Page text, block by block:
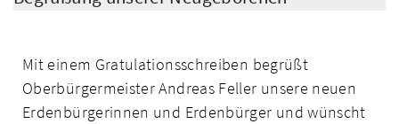
Mit einem Gratulationsschreiben begrüßt
Oberbürgermeister Andreas Feller unsere neuen
Erdenbürgerinnen und Erdenbürger und wünscht